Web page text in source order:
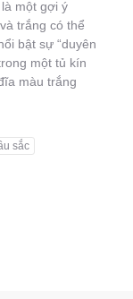
một gợi ý
trắng có thể
bật sự “duyên
một tủ kín
màu trắng
sắc